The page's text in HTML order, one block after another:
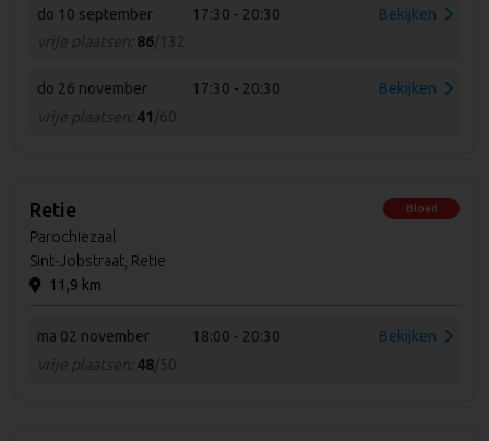
do 10 september
17:30 - 20:30
vrije plaatsen: 86/132
Bekijken
do 26 november
17:30 - 20:30
vrije plaatsen: 41 /60
Bekijken
Retie
Parochiezaal
Sint-Jobstraat, Retie
11,9 km
Bloed
ma 02 november
18:00 - 20:30
vrije plaatsen: 48/50
Bekijken